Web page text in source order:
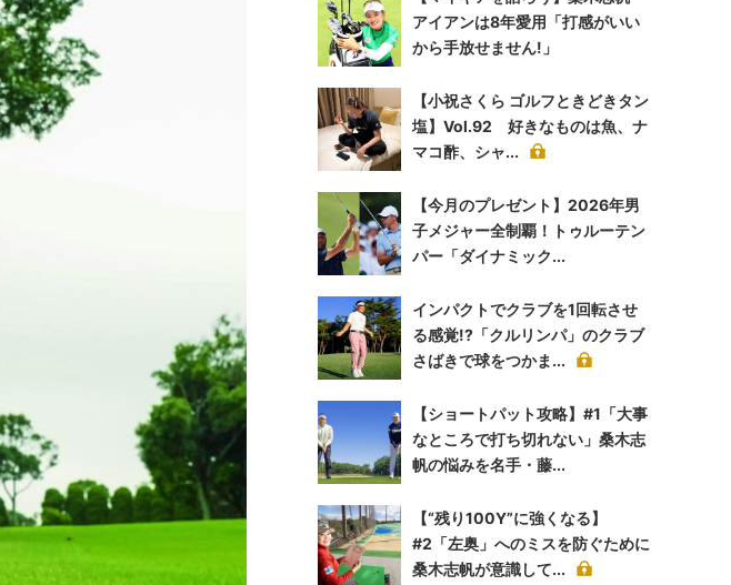
アイアンは8年愛用「打感がいい
から手放せません!」
【小祝さくら ゴルフときどきタン
塩】Vol.92 好きなものは魚、ナ
マコ酢、シャ...
【今月のプレゼント】2026年男
子メジャー全制覇！トゥルーテン
パー「ダイナミック...
インパクトでクラブを1回転させ
る感覚!?「クルリンパ」のクラブ
さばきで球をつかま...
【ショートパット攻略】#1「大事
なところで打ち切れない」桑木志
帆の悩みを名手・藤...
【“残り100Y”に強くなる】
#2「左奥」へのミスを防ぐために
桑木志帆が意識して...